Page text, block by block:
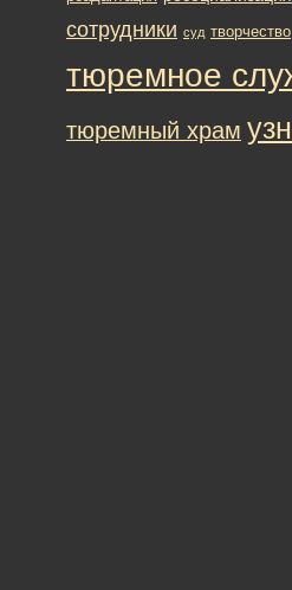
сотрудники суд творчество
тюремное
тюремный храм